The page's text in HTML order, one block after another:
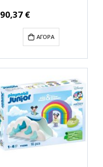
Truck για 3+ Ετών,
12τμχ (F10395)
(HASF10395)
90,37 €
ΑΓΟΡΆ